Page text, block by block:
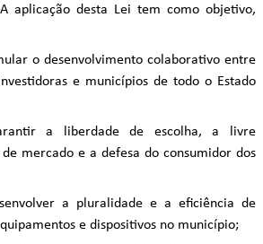
aplicação desta Lei tem como objetivo,
o desenvolvimento colaborativo entre
e municípios de todo o Estado
a liberdade de escolha, a livre
mercado e a defesa do consumidor dos
a pluralidade e a eficiência de
e dispositivos no município;